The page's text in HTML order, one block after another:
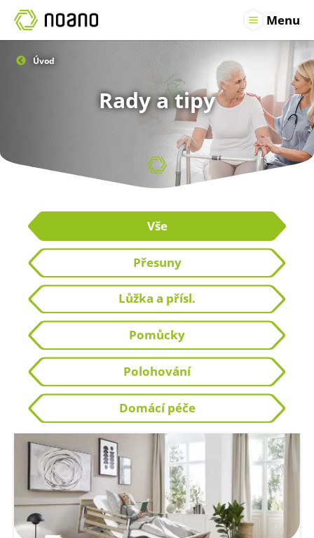
Produkty
zdravotní
Menu
Úvod
Rady a tipy
Vše
Přesuny
Lůžka a přísl.
Pomůcky
Polohování
Domácí péče